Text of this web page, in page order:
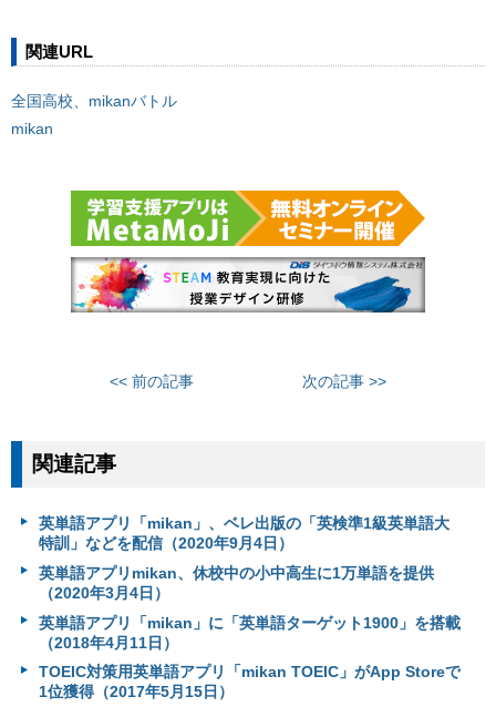
関連URL
全国高校、mikanバトル
mikan
<< 前の記事 次の記事 >>
関連記事
英単語アプリ「mikan」、ベレ出版の「英検準1級英単語大
特訓」などを配信（2020年9月4日）
英単語アプリmikan、休校中の小中高生に1万単語を提供
（2020年3月4日）
英単語アプリ「mikan」に「英単語ターゲット1900」を搭載
（2018年4月11日）
TOEIC対策用英単語アプリ「mikan TOEIC」がApp Storeで
1位獲得（2017年5月15日）